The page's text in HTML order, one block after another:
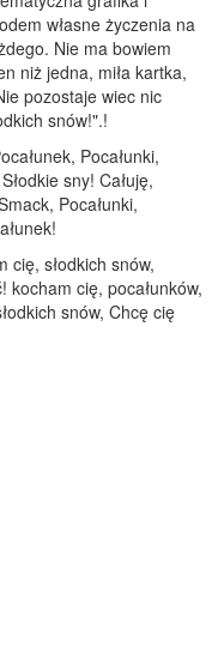
własne życzenia na
Nie ma bowiem
niż jedna, miła kartka,
pozostaje wiec nic
snów!".!
Pocałunki,
sny! Całuję,
Pocałunki,
cię, słodkich snów,
kocham cię, pocałunków,
snów, Chcę cię